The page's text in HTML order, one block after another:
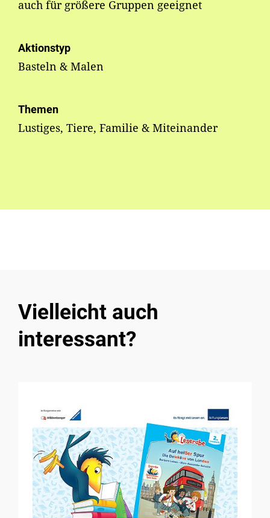
auch für größere Gruppen geeignet
Aktionstyp
Basteln & Malen
Themen
Lustiges, Tiere, Familie & Miteinander
Vielleicht auch
interessant?